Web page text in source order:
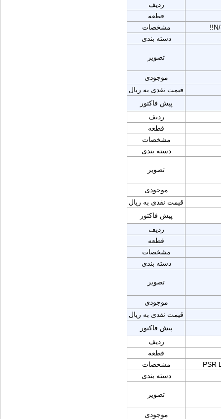
ردیف
قطعه
مشخصات
دسته بندی
تصویر
موجودی
قیمت نقدی به ریال
پیش فاکتور
ردیف
قطعه
مشخصات
دسته بندی
تصویر
موجودی
قیمت نقدی به ریال
پیش فاکتور
ردیف
قطعه
مشخصات
دسته بندی
تصویر
موجودی
قیمت نقدی به ریال
پیش فاکتور
ردیف
قطعه
مشخصات
PSR
دسته بندی
تصویر
موجودی